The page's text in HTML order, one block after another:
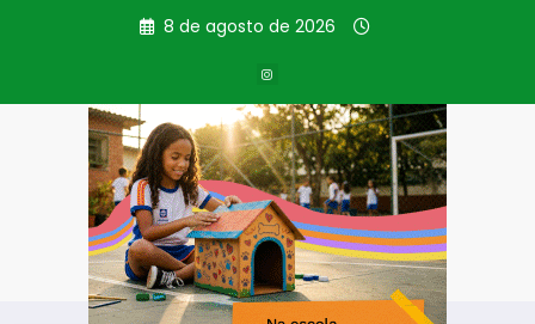
8 de agosto de 2026
Tag: IPCA
Página inicial IPCA